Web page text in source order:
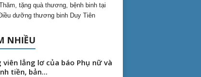
tặng quà thương, bệnh binh tại
dưỡng thương binh Duy Tiên
NHIỀU
viên lẳng lơ của báo Phụ nữ và
tiền, bản...